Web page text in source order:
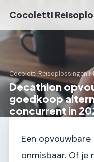
Cocoletti
Cocoletti Reisoplossingen›
Decathlon
goedkoop
concurrent in
Een
onmisbaar. Of je